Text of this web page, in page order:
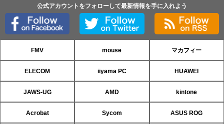
公式アカウントをフォローして最新情報を手に入れよう
FMV mouse マカフィー
ELECOM iiyama PC HUAWEI
JAWS-UG AMD kintone
Acrobat Sycom ASUS ROG